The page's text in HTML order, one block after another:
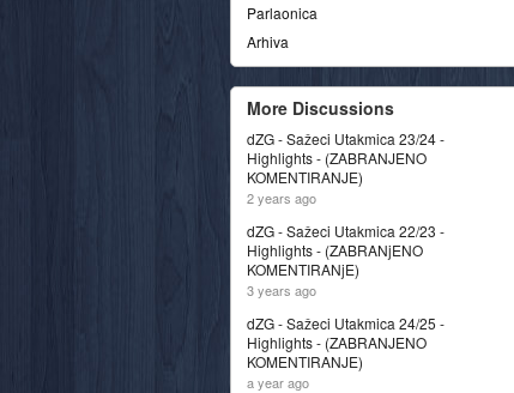
Parlaonica
Arhiva
More Discussions
dZG - Sažeci Utakmica 23/24 -
Highlights - (ZABRANJENO
KOMENTIRANJE)
2 years ago
dZG - Sažeci Utakmica 22/23 -
Highlights - (ZABRANjENO
KOMENTIRANjE)
3 years ago
dZG - Sažeci Utakmica 24/25 -
Highlights - (ZABRANJENO
KOMENTIRANJE)
a year ago